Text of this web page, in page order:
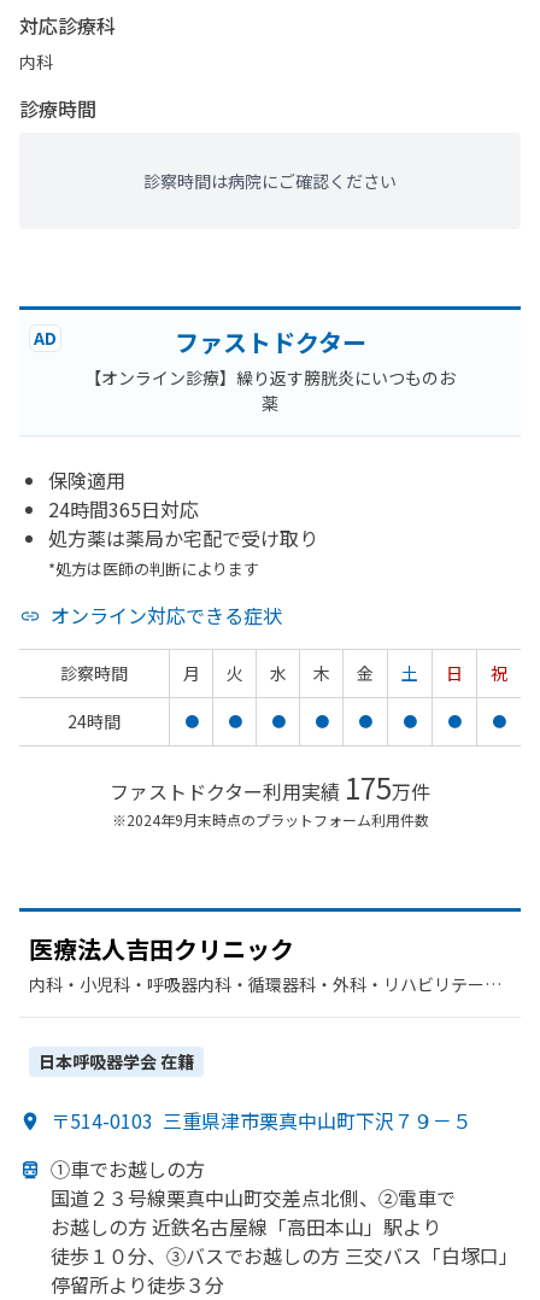
対応診療科
内科
診療時間
診察時間は病院にご確認ください
AD ファストドクター
【オンライン診療】繰り返す膀胱炎にいつものお
薬
保険適用
24時間365日対応
処方薬は薬局か宅配で受け取り
*処方は医師の判断によります
オンライン対応できる症状
診察時間 月 火 水 木 金 土 日
祝
24時間
● ● ● ● ● ● ● ●
ファストドクター利用実績 175万件
※2024年9月末時点のプラットフォーム利用件数
医療法人吉田クリニック
内科・​小児科・​呼吸器内科・​循環器科・​外科・​リハビリテーシ
日本呼吸器学会在籍
〒514-0103 三重県津市栗真中山町下沢７９－５
①車でお越しの方
国道２３号線栗真中山町交差点北側、 ②電車で
お越しの方 近鉄名古屋線 「高田本山」 駅より
徒歩１０分、 ③バスでお越しの方 三交バス「白塚口」
停留所より徒歩３分